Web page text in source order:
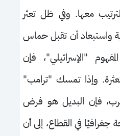
معها. وفي ظل تعثر
واستبعاد أن تقبل حماس
"الإسرائيلي"، فإن
وإذا تمسك "ترامب"
فإن البديل هو فرض
جغرافيًا في القطاع، إلى أن